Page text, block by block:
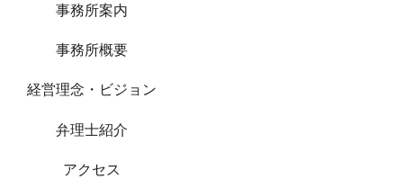
事務所案内
事務所概要
経営理念・ビジョン
弁理士紹介
アクセス